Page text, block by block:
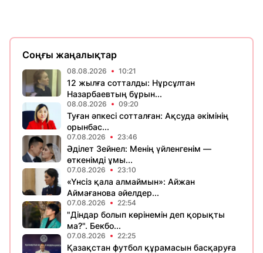
Соңғы жаңалықтар
08.08.2026 10:21
12 жылға сотталды: Нұрсұлтан
Назарбаевтың бұрын...
08.08.2026 09:20
Туған әпкесі сотталған: Ақсуда әкімінің
орынбас...
07.08.2026 23:46
Әділет Зейнел: Менің үйленгенім —
өткенімді ұмы...
07.08.2026 23:10
«Үнсіз қала алмаймын»: Айжан
Аймағанова әйелдер...
07.08.2026 22:54
"Діндар болып көрінемін деп қорықты
ма?". Бекбо...
07.08.2026 22:25
Қазақстан футбол құрамасын басқаруға